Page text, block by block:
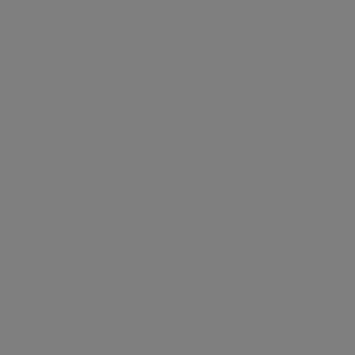
podczas każdej aktywności.
stanie na długo.
aktywności. Każdy detal
że